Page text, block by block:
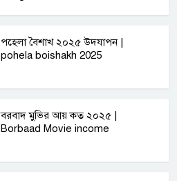
পহেলা বৈশাখ ২০২৫ উদযাপন |
pohela boishakh 2025
বরবাদ মুভির আয় কত ২০২৫ |
Borbaad Movie income